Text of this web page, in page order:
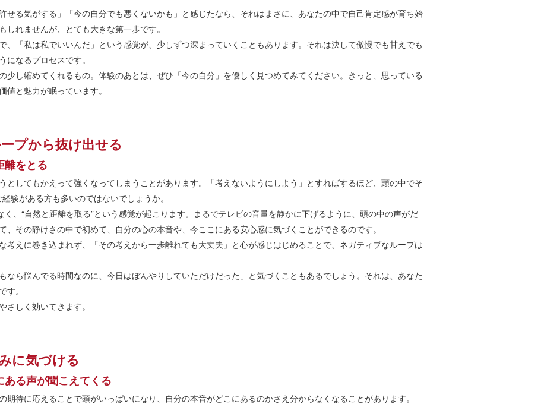
せる気がする」「今の自分でも悪くないかも」と感じたなら、それはまさに、あなたの中で自己肯定感が育ち始
れませんが、とても大きな第一歩です。
、「私は私でいいんだ」という感覚が、少しずつ深まっていくこともあります。それは決して傲慢でも甘えでも
になるプロセスです。
少し縮めてくれるもの。体験のあとは、ぜひ「今の自分」を優しく見つめてみてください。きっと、思っている
値と魅力が眠っています。
プから抜け出せる
離をとる
としてもかえって強くなってしまうことがあります。「考えないようにしよう」とすればするほど、頭の中でそ
験がある方も多いのではないでしょうか。
く、“自然と距離を取る”という感覚が起こります。まるでテレビの音量を静かに下げるように、頭の中の声がだ
、その静けさの中で初めて、自分の心の本音や、今ここにある安心感に気づくことができるのです。
考えに巻き込まれず、「その考えから一歩離れても大丈夫」と心が感じはじめることで、ネガティブなループは
なら悩んでる時間なのに、今日はぼんやりしていただけだった」と気づくこともあるでしょう。それは、あなた
す。
しく効いてきます。
に気づける
る声が聞こえてくる
期待に応えることで頭がいっぱいになり、自分の本音がどこにあるのかさえ分からなくなることがあります。